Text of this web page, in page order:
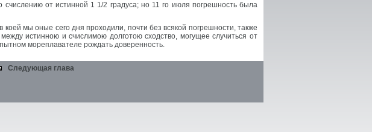
от истинной 1 1/2 градуса; но 11 го июля погрешность была
коей мы оные сего дня проходили, почти без всякой погрешности, также
истинною и счислимою долготою сходство, могущее случиться от
мореплавателе рождать доверенность.
Следующая глава